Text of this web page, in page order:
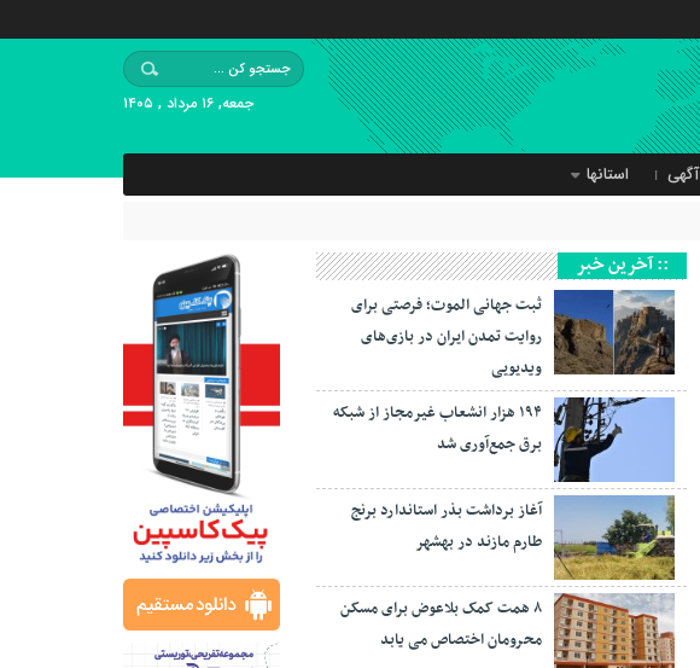
جمعه, ۱۶ مرداد , ۱۴۰۵
آگهی استانها
:: آخرین خبر
ثبت جهانی الموت؛ فرصتی برای
روایت تمدن ایران در بازی‌های
ویدیویی
۱۹۴ هزار انشعاب غیرمجاز از شبکه
برق جمع‌آوری شد
آغاز برداشت بذر استاندارد برنج
طارم مازند در بهشهر
۸ همت کمک بلاعوض برای مسکن
محرومان اختصاص می یابد